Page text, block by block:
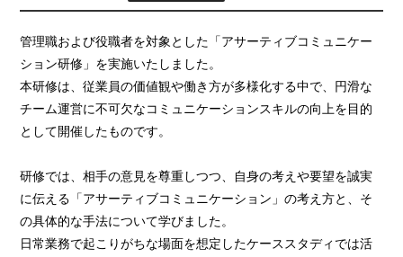
管理職および役職者を対象とした「アサーティブコミュニケー
ション研修」を実施いたしました。
本研修は、従業員の価値観や働き方が多様化する中で、円滑な
チーム運営に不可欠なコミュニケーションスキルの向上を目的
として開催したものです。
研修では、相手の意見を尊重しつつ、自身の考えや要望を誠実
に伝える「アサーティブコミュニケーション」の考え方と、そ
の具体的な手法について学びました。
日常業務で起こりがちな場面を想定したケーススタディでは活